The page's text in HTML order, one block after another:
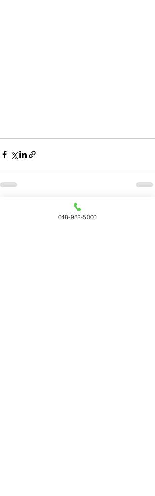
048-982-5000